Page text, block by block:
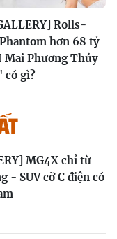
Rolls-
hơn 68 tỷ
Mai Phương Thúy
có gì?
MG4X chỉ từ
- SUV cỡ C điện có